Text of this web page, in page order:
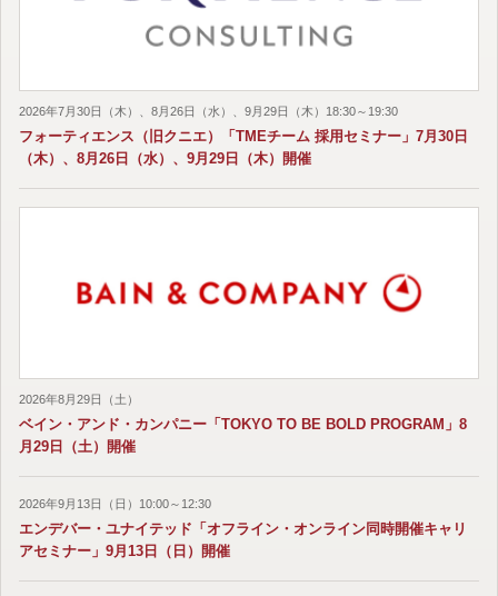
2026年7月30日（木）、8月26日（水）、9月29日（木）18:30～19:30
フォーティエンス（旧クニエ）「TMEチーム 採用セミナー」7月30日
（木）、8月26日（水）、9月29日（木）開催
2026年8月29日（土）
ベイン・アンド・カンパニー「TOKYO TO BE BOLD PROGRAM」8
月29日（土）開催
2026年9月13日（日）10:00～12:30
エンデバー・ユナイテッド「オフライン・オンライン同時開催キャリ
アセミナー」9月13日（日）開催